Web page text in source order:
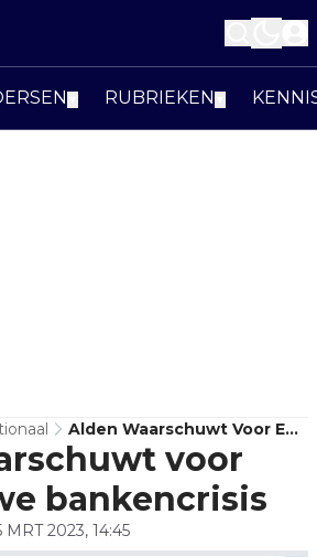
RUBRIEKEN
Alden Waarschuwt Voor Een
Nieuwe Bankencrisis
voor
bankencrisis
MRT 2023, 14:45